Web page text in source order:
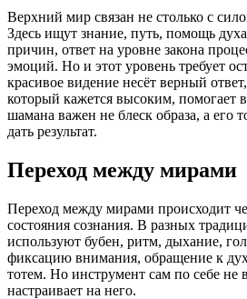
Верхний мир связан не столько с
Здесь ищут знание, путь, помощь
причин, ответ на уровне закона
эмоций. Но и этот уровень требует
красивое видение несёт верный
который кажется высоким, помогает
шамана важен не блеск образа, а его
дать результат.
Переход между мирами
Переход между мирами происходит
состояния сознания. В разных
используют бубен, ритм, дыхание,
фиксацию внимания, обращение к
тотем. Но инструмент сам по себе не
настраивает на него.